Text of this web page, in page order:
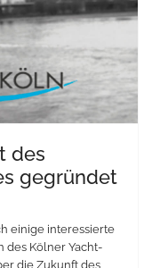
des
gegründet
einige interessierte
des Kölner Yacht-
die Zukunft des